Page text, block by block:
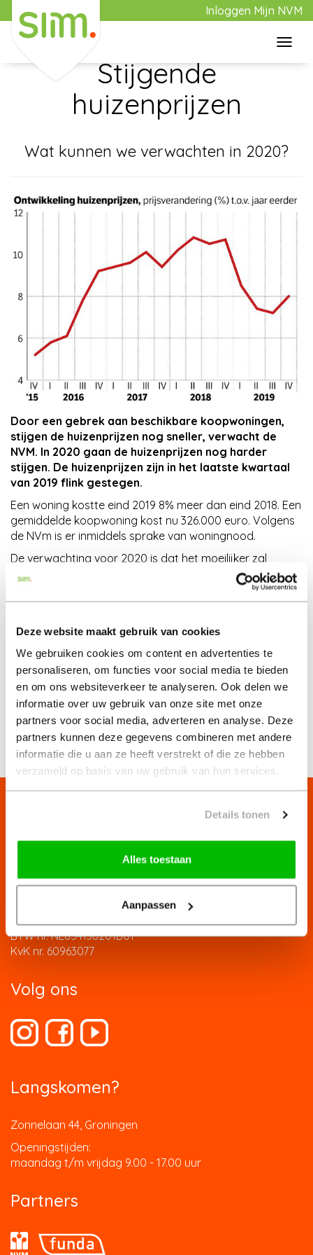
Deze website maakt gebruik van cookies
We gebruiken cookies om content en advertenties te
personaliseren, om functies voor social media te bieden
en om ons websiteverkeer te analyseren. Ook delen we
informatie over uw gebruik van onze site met onze
partners voor social media, adverteren en analyse. Deze
partners kunnen deze gegevens combineren met andere
informatie die u aan ze heeft verstrekt of die ze hebben
verzameld op basis van uw gebruik van hun services.
Details tonen
Alles toestaan
Aanpassen
Inloggen Mijn NVM
Verkoop
Over Slim
Nieuws
Contact
Stijgende
huizenprijzen
Wat kunnen we verwachten in 2020?
Door een gebrek aan beschikbare koopwoningen,
stijgen de huizenprijzen nog sneller, verwacht de
NVM. In 2020 gaan de huizenprijzen nog harder
stijgen. De huizenprijzen zijn in het laatste kwartaal
van 2019 flink gestegen.
Een woning kostte eind 2019 8% meer dan eind 2018. Een
gemiddelde koopwoning kost nu 326.000 euro. Volgens
de NVm is er inmiddels sprake van woningnood.
De verwachting voor 2020 is dat het moeilijker zal
worden om een koopwoning te vinden. Dit komt door de
stijgende prijzen, deze worden aangejaagd door de
grote vraag naar de huizen. Dit zal in 2020 ook moeilijk
gestampt.
Ook denkt de NVM dat de stijgende huizenprijzen komen
door de pfas- en stikstofproblemen.
« Terug 6 maart 2020
E info@slimmakelaardij.nl
BTW nr. NL854138201B01
KvK nr. 60963077
Volg ons
Langskomen?
Zonnelaan 44, Groningen
Openingstijden:
maandag t/m vrijdag 9.00 - 17.00 uur
Partners